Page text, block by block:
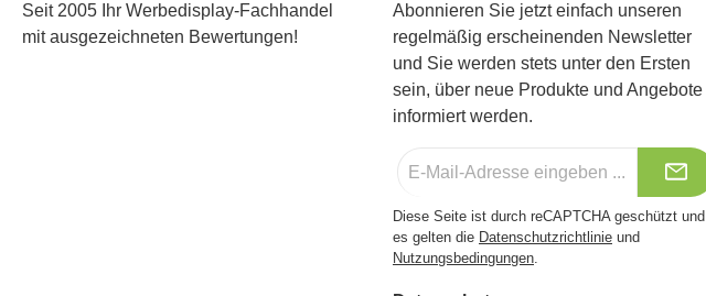
Seit 2005 Ihr Werbedisplay-Fachhandel
mit ausgezeichneten Bewertungen!
Abonnieren Sie jetzt einfach unseren
regelmäßig erscheinenden Newsletter
und Sie werden stets unter den Ersten
sein, über neue Produkte und Angebote
informiert werden.
Mail-
*
Diese Seite ist durch reCAPTCHA geschützt und
es gelten die Datenschutzrichtlinie und
Nutzungsbedingungen.